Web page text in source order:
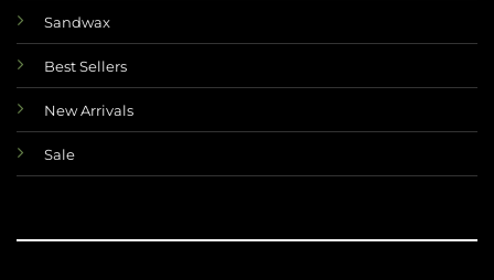
Sandwax
Best Sellers
New Arrivals
Sale